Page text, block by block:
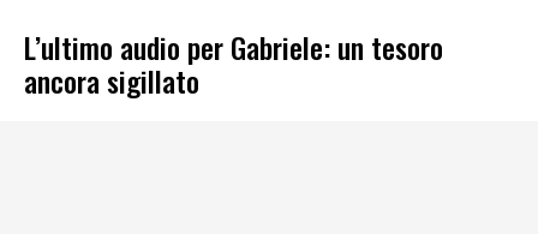
L’ultimo audio per Gabriele: un tesoro
ancora sigillato